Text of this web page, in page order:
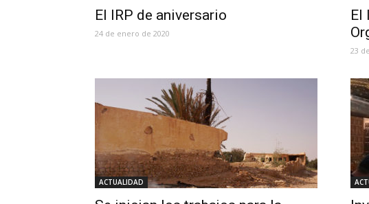
El IRP de aniversario
24 de enero de 2020
El
23
ACTUALIDAD